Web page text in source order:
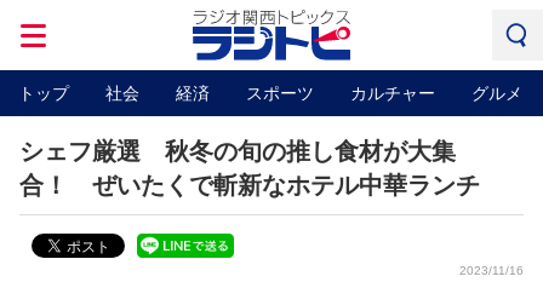
トップ 社会 経済 スポーツ カルチャー グルメ
シェフ厳選 秋冬の旬の推し食材が大集
合！ ぜいたくで斬新なホテル中華ランチ
2023/11/16